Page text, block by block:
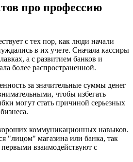
про профессию
с тех пор, как люди начали
в их учете. Сначала кассиры
а с развитием банков и
более распространенной.
за значительные суммы денег
чтобы избегать
могут стать причиной серьезных
хороших коммуникационных навыков.
"лицом" магазина или банка, так
взаимодействуют с